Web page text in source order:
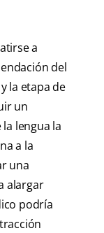
a
del
la etapa de
un
lengua la
a la
una
alargar
podría